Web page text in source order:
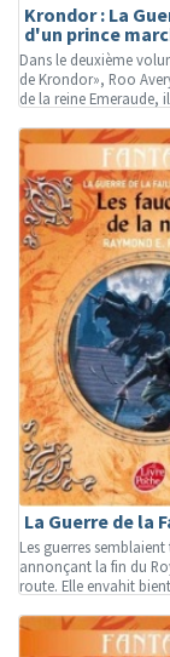
Krondor : La
d'un prince
Dans le deuxième
de Krondor», Roo
de la reine Emeraude,
La Guerre de la
Les guerres
annonçant la fin du
route. Elle envahit